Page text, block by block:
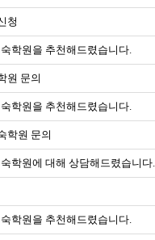
청
학원을 추천해드렸습니다.
원 문의
학원을 추천해드렸습니다.
학원 문의
학원에 대해 상담해드렸습니다.
학원을 추천해드렸습니다.